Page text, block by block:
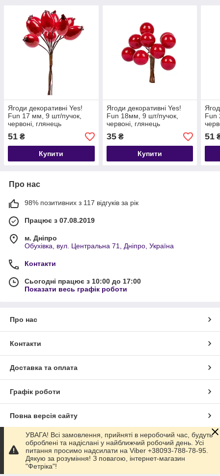
Ягоди декоративні Yes!
Fun 17 мм, 9 шт/пучок,
червоні, глянець
51 ₴
Купити
Ягоди декоративні Yes!
Fun 18мм, 9 шт/пучок,
червоні, глянець
35₴
Купити
Fun
51
Про нас
98% позитивних з 117 відгуків за рік
Працює з 07.08.2019
м. Дніпро
Обухівка, вул. Центральна 71, Дніпро, Україна
Контакти
Сьогодні працює з 10:00 до 17:00
Показати весь графік роботи
Про нас
Контакти
Доставка та оплата
Графік роботи
Повна версія сайту
Сайт створено на маркетплейсіProm.ua
Політика конфіденційності
УВАГА! Всі замовлення, прийняті в неробочий час, будуть
оброблені та надіслані у найближчий робочий день. Усі
питання просимо надсилати на Viber +38093-788-78-95.
Дякую за розуміння! З повагою, інтернет-магазин
"Фетріка"!